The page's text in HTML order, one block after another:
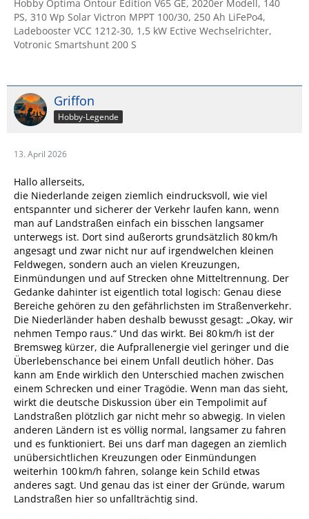
Hobby Optima Ontour Edition V65 GE, 2020er Modell, 140
PS, 310 Wp Solar Victron MPPT 100/30, 250 Ah LiFePo4,
Ladebooster VCC 1212-30, 1,5 kW Ective Wechselrichter,
Votronic Smartshunt 200 S
Griffon
Hobby-Legende
13. April 2026
Hallo allerseits,
die Niederlande zeigen ziemlich eindrucksvoll, wie viel
entspannter und sicherer der Verkehr laufen kann, wenn
man auf Landstraßen einfach ein bisschen langsamer
unterwegs ist. Dort sind außerorts grundsätzlich 80 km/h
angesagt und zwar nicht nur auf irgendwelchen kleinen
Feldwegen, sondern auch an vielen Kreuzungen,
Einmündungen und auf Strecken ohne Mitteltrennung. Der
Gedanke dahinter ist eigentlich total logisch: Genau diese
Bereiche gehören zu den gefährlichsten im Straßenverkehr.
Die Niederländer haben deshalb bewusst gesagt: „Okay, wir
nehmen Tempo raus.“ Und das wirkt. Bei 80 km/h ist der
Bremsweg kürzer, die Aufprallenergie viel geringer und die
Überlebenschance bei einem Unfall deutlich höher. Das
kann am Ende wirklich den Unterschied machen zwischen
einem Schrecken und einer Tragödie. Wenn man das sieht,
wirkt die deutsche Diskussion über ein Tempolimit auf
Landstraßen plötzlich gar nicht mehr so abwegig. In vielen
anderen Ländern ist es völlig normal, langsamer zu fahren
und es funktioniert. Bei uns darf man dagegen an ziemlich
unübersichtlichen Kreuzungen oder Einmündungen
weiterhin 100 km/h fahren, solange kein Schild etwas
anderes sagt. Und genau das ist einer der Gründe, warum
Landstraßen hier so unfallträchtig sind.